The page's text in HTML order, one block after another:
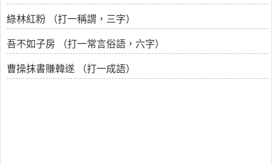
綠林紅粉 （打一稱謂，三字）
吾不如子房 （打一常言俗語，六字）
曹操抹書賺韓遂 （打一成語）